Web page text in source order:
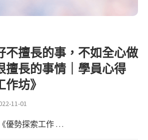
不擅長的事，不如全心做
擅長的事情｜學員心得
作坊》
11-01
優勢探索工作 …